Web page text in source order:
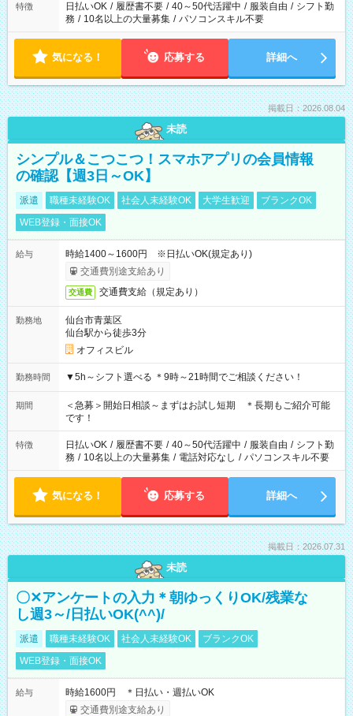
特徴 日払いOK / 履歴書不要 / 40～50代活躍中 / 服装自由 / シフト勤
務 / 10名以上の大量募集 / パソコンスキル不要
気になる！ 応募する 詳細へ
掲載日：2026.08.04
未読
シンプル＆こつこつ！スマホアプリの会員情報
の確認【週3日～OK】
派遣 職種未経験OK 社会人未経験OK 大学生歓迎
ブランクOK
WEB登録・面接OK
給与
時給1400～1600円 ※日払いOK(規定あり)
交通費別途支給あり
交通費 交通費支給（規定あり）
勤務地
仙台市青葉区
仙台駅から徒歩3分
オフィスビル
勤務時間 ▼5h～シフト選べる ＊9時～21時間でご相談ください！
期間
＜急募＞開始日相談～まずはお試し短期 ＊長期もご紹介可能
です！
特徴 日払いOK / 履歴書不要 / 40～50代活躍中 / 服装自由 / シフト勤
務 / 10名以上の大量募集 / 電話対応なし / パソコンスキル不要
気になる！ 応募する 詳細へ
掲載日：2026.07.31
未読
〇✕アンケートの入力＊朝ゆっくりOK/残業な
し週3～/日払いOK(^^)/
派遣 職種未経験OK 社会人未経験OK
ブランクOK
WEB登録・面接OK
給与
時給1600円 ＊日払い・週払いOK
交通費別途支給あり